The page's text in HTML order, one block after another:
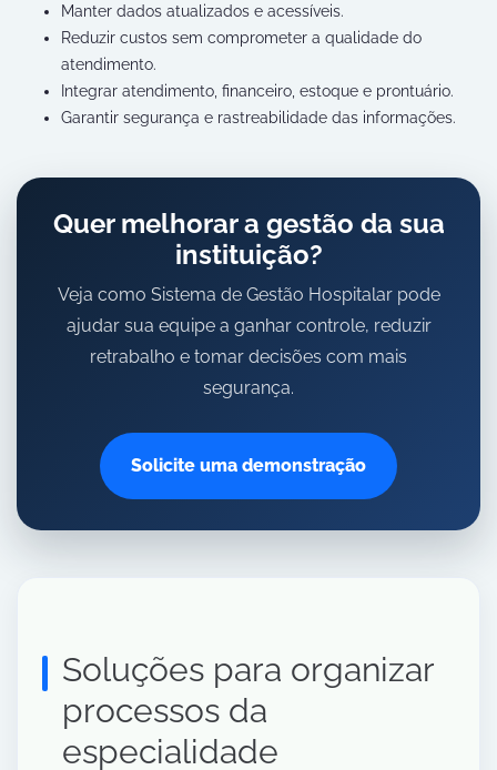
Manter dados atualizados e acessíveis.
Reduzir custos sem comprometer a qualidade do
atendimento.
Integrar atendimento, financeiro, estoque e prontuário.
Garantir segurança e rastreabilidade das informações.
Quer melhorar a gestão da sua
instituição?
Veja como Sistema de Gestão Hospitalar pode
ajudar sua equipe a ganhar controle, reduzir
retrabalho e tomar decisões com mais
segurança.
Solicite uma demonstração
Soluções para organizar
processos da
especialidade